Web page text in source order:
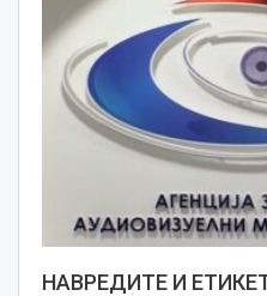
НAВРЕДИТЕ И